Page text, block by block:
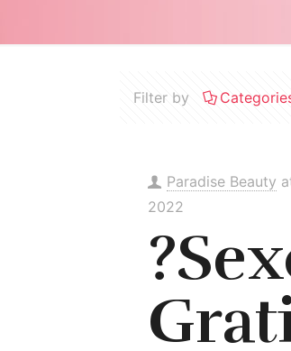
Filter by
Paradise Beauty
2022